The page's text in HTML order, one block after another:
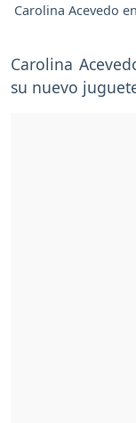
Carolina Acevedo
Carolina
su nuevo